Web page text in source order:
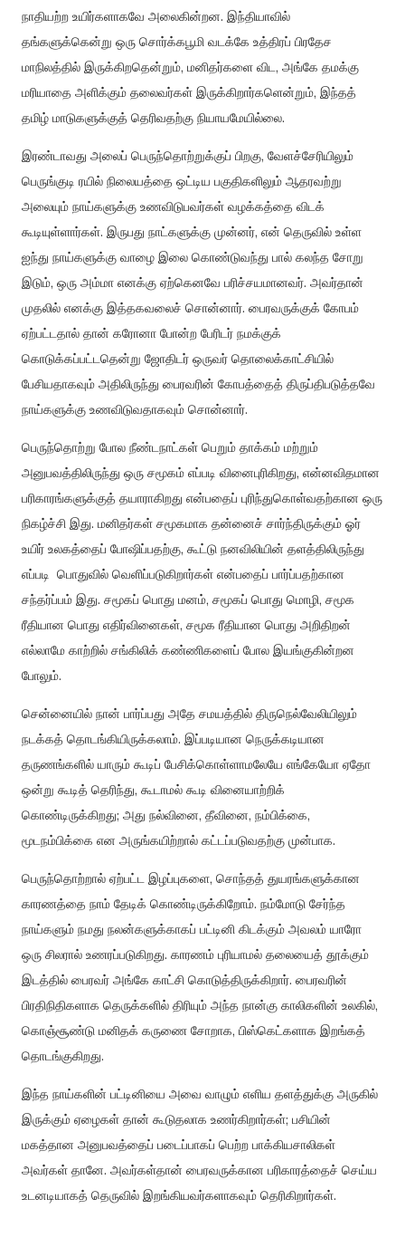
நாதியற்ற உயிர்களாகவே அலைகின்றன. இந்தியாவில்
தங்களுக்கென்று ஒரு சொர்க்கபூமி வடக்கே உத்திரப் பிரதேச
மாநிலத்தில் இருக்கிறதென்றும், மனிதர்களை விட, அங்கே தமக்கு
மரியாதை அளிக்கும் தலைவர்கள் இருக்கிறார்களென்றும், இந்தத்
தமிழ் மாடுகளுக்குத் தெரிவதற்கு நியாயமேயில்லை.
இரண்டாவது அலைப் பெருந்தொற்றுக்குப் பிறகு, வேளச்சேரியிலும்
பெருங்குடி ரயில் நிலையத்தை ஒட்டிய பகுதிகளிலும் ஆதரவற்று
அலையும் நாய்களுக்கு உணவிடுபவர்கள் வழக்கத்தை விடக்
கூடியுள்ளார்கள். இருபது நாட்களுக்கு முன்னர், என் தெருவில் உள்ள
ஐந்து நாய்களுக்கு வாழை இலை கொண்டுவந்து பால் கலந்த சோறு
இடும், ஒரு அம்மா எனக்கு ஏற்கெனவே பரிச்சயமானவர். அவர்தான்
முதலில் எனக்கு இத்தகவலைச் சொன்னார். பைரவருக்குக் கோபம்
ஏற்பட்டதால் தான் கரோனா போன்ற பேரிடர் நமக்குக்
கொடுக்கப்பட்டதென்று ஜோதிடர் ஒருவர் தொலைக்காட்சியில்
பேசியதாகவும் அதிலிருந்து பைரவரின் கோபத்தைத் திருப்திபடுத்தவே
நாய்களுக்கு உணவிடுவதாகவும் சொன்னார்.
பெருந்தொற்று போல நீண்டநாட்கள் பெறும் தாக்கம் மற்றும்
அனுபவத்திலிருந்து ஒரு சமூகம் எப்படி வினைபுரிகிறது, என்னவிதமான
பரிகாரங்களுக்குத் தயாராகிறது என்பதைப் புரிந்துகொள்வதற்கான ஒரு
நிகழ்ச்சி இது. மனிதர்கள் சமூகமாக தன்னைச் சார்ந்திருக்கும் ஓர்
உயிர் உலகத்தைப் போஷிப்பதற்கு, கூட்டு நனவிலியின் தளத்திலிருந்து
எப்படி பொதுவில் வெளிப்படுகிறார்கள் என்பதைப் பார்ப்பதற்கான
சந்தர்ப்பம் இது. சமூகப் பொது மனம், சமூகப் பொது மொழி, சமூக
ரீதியான பொது எதிர்வினைகள், சமூக ரீதியான பொது அறிதிறன்
எல்லாமே காற்றில் சங்கிலிக் கண்ணிகளைப் போல இயங்குகின்றன
போலும்.
சென்னையில் நான் பார்ப்பது அதே சமயத்தில் திருநெல்வேலியிலும்
நடக்கத் தொடங்கியிருக்கலாம். இப்படியான நெருக்கடியான
தருணங்களில் யாரும் கூடிப் பேசிக்கொள்ளாமலேயே எங்கேயோ ஏதோ
ஒன்று கூடித் தெரிந்து, கூடாமல் கூடி வினையாற்றிக்
கொண்டிருக்கிறது; அது நல்வினை, தீவினை, நம்பிக்கை,
மூடநம்பிக்கை என அருங்கயிற்றால் கட்டப்படுவதற்கு முன்பாக.
பெருந்தொற்றால் ஏற்பட்ட இழப்புகளை, சொந்தத் துயரங்களுக்கான
காரணத்தை நாம் தேடிக் கொண்டிருக்கிறோம். நம்மோடு சேர்ந்த
நாய்களும் நமது நலன்களுக்காகப் பட்டினி கிடக்கும் அவலம் யாரோ
ஒரு சிலரால் உணரப்படுகிறது. காரணம் புரியாமல் தலையைத் தூக்கும்
இடத்தில் பைரவர் அங்கே காட்சி கொடுத்திருக்கிறார். பைரவரின்
பிரதிநிதிகளாக தெருக்களில் திரியும் அந்த நான்கு காலிகளின் உலகில்,
கொஞ்சூண்டு மனிதக் கருணை சோறாக, பிஸ்கெட்களாக இறங்கத்
தொடங்குகிறது.
இந்த நாய்களின் பட்டினியை அவை வாழும் எளிய தளத்துக்கு அருகில்
இருக்கும் ஏழைகள் தான் கூடுதலாக உணர்கிறார்கள்; பசியின்
மகத்தான அனுபவத்தைப் படைப்பாகப் பெற்ற பாக்கியசாலிகள்
அவர்கள் தானே. அவர்கள்தான் பைரவருக்கான பரிகாரத்தைச் செய்ய
உடனடியாகத் தெருவில் இறங்கியவர்களாகவும் தெரிகிறார்கள்.